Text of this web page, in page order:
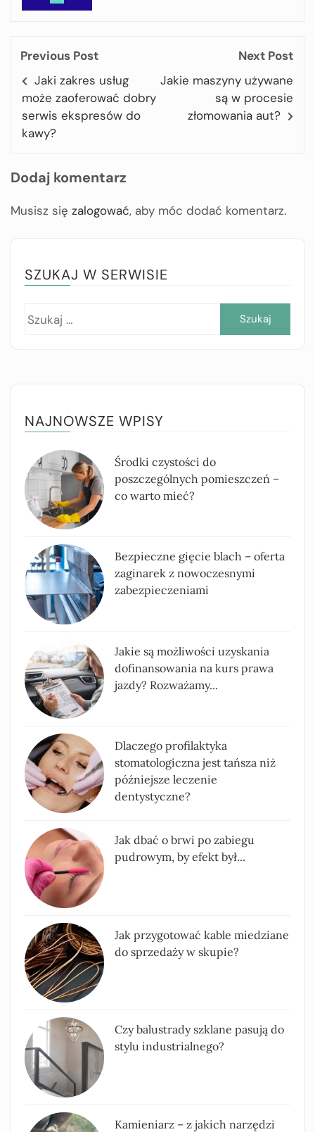
Previous Post
Jaki zakres usług
może zaoferować dobry
serwis ekspresów do
kawy?
Next Post
Jakie maszyny używane
są w procesie
złomowania aut?
Dodaj komentarz
Musisz się zalogować, aby móc dodać komentarz.
SZUKAJ W SERWISIE
NAJNOWSZE WPISY
Środki czystości do
poszczególnych pomieszczeń –
co warto mieć?
Bezpieczne gięcie blach – oferta
zaginarek z nowoczesnymi
zabezpieczeniami
Jakie są możliwości uzyskania
dofinansowania na kurs prawa
jazdy? Rozważamy...
Dlaczego profilaktyka
stomatologiczna jest tańsza niż
późniejsze leczenie
dentystyczne?
Jak dbać o brwi po zabiegu
pudrowym, by efekt był...
Jak przygotować kable miedziane
do sprzedaży w skupie?
Czy balustrady szklane pasują do
stylu industrialnego?
Kamieniarz – z jakich narzędzi